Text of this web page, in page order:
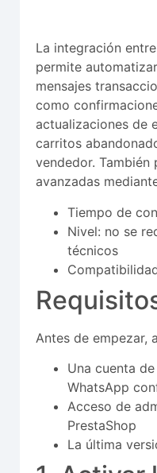
La integración
permite
mensajes
como
actualizaciones de
carritos
vendedor.
avanzadas
Tiempo de
Nivel: no se
técnicos
Antes de empezar,
Una cuenta
WhatsApp
Acceso de
PrestaShop
La última